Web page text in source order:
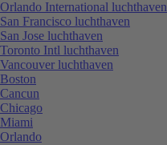
Orlando International luchthaven
San Francisco luchthaven
San Jose luchthaven
Toronto Intl luchthaven
Vancouver luchthaven
Boston
Cancun
Chicago
Miami
Orlando